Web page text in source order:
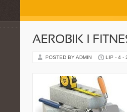
AEROBIK I
POSTED BY ADMIN LIP - 4 -